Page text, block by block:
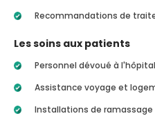
Recommandations de
Les soins aux patients
Personnel dévoué à l'hôpital
Assistance voyage et
Installations de